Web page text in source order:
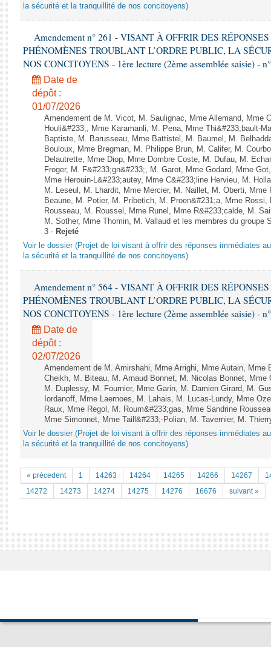
la sécurité et la tranquillité de nos concitoyens)
Amendement n° 261 - VISANT À OFFRIR DES
PHÉNOMÈNES TROUBLANT L’ORDRE PUBLIC, LA
NOS CONCITOYENS - 1ère lecture (2ème assemblée saisie) -
Date de
dépôt :
01/07/2026
Amendement de M. Vicot, M. Saulignac, Mme Allemand, Mme
Houli&#233;, Mme Karamanli, M. Pena, Mme Thi&#233;bault-
Baptiste, M. Barusseau, Mme Battistel, M. Baumel, M.
Bouloux, Mme Bregman, M. Philippe Brun, M. Califer, M.
Delautrette, Mme Diop, Mme Dombre Coste, M. Dufau, M.
Froger, M. F&#233;gn&#233;, M. Garot, Mme Godard, Mme
Mme Herouin-L&#233;autey, Mme C&#233;line Hervieu, M.
M. Leseul, M. Lhardit, Mme Mercier, M. Naillet, M. Oberti,
Beaune, M. Potier, M. Pribetich, M. Proen&#231;a, Mme Rossi,
Rousseau, M. Roussel, Mme Runel, Mme R&#233;calde, M.
M. Sother, Mme Thomin, M. Vallaud et les membres du groupe
3 - Rejeté
Voir le dossier (Projet de loi visant à offrir des réponses immédiates
la sécurité et la tranquillité de nos concitoyens)
Amendement n° 564 - VISANT À OFFRIR DES
PHÉNOMÈNES TROUBLANT L’ORDRE PUBLIC, LA
NOS CONCITOYENS - 1ère lecture (2ème assemblée saisie) -
Date de
dépôt :
02/07/2026
Amendement de M. Amirshahi, Mme Arrighi, Mme Autain,
Cheikh, M. Biteau, M. Arnaud Bonnet, M. Nicolas Bonnet, Mme
M. Duplessy, M. Fournier, Mme Garin, M. Damien Girard, M.
Iordanoff, Mme Laernoes, M. Lahais, M. Lucas-Lundy, Mme
Raux, Mme Regol, M. Roum&#233;gas, Mme Sandrine
Mme Simonnet, Mme Taill&#233;-Polian, M. Tavernier, M.
Voir le dossier (Projet de loi visant à offrir des réponses immédiates
la sécurité et la tranquillité de nos concitoyens)
« précedent 1 14263 14264 14265 14266 14267
14272
14273 14274 14275 14276 16676 suivant »